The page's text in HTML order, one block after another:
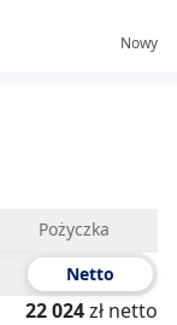
Nowy
Pożyczka
Netto
22 024zł netto